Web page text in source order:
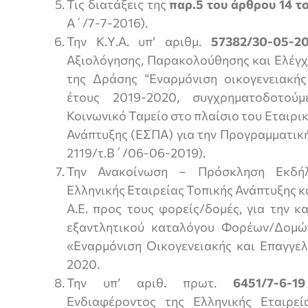
Τις διατάξεις τηςπαρ.5 του άρθρου 14
Α΄/7-7-2016).
Την Κ.Υ.Α. υπ’ αριθμ. 57382/30-05-
Αξιολόγησης, Παρακολούθησης και
της Δράσης “Εναρμόνιση
έτους 2019-2020,
Κοινωνικό Ταμείο στο πλαίσιο του
Ανάπτυξης (ΕΣΠΑ) για την
2119/τ.Β΄/06-06-2019).
Την Ανακοίνωση – Πρόσκληση
Ελληνικής Εταιρείας Τοπικής Ανάπτυξης
Α.Ε. προς τους φορείς/δομές, για την
εξαντλητικού καταλόγου Φορέων/
«Εναρμόνιση Οικογενειακής και
2020.
Την υπ’ αριθ. πρωτ. 6451/7-6-19
Ενδιαφέροντος της Ελληνικής